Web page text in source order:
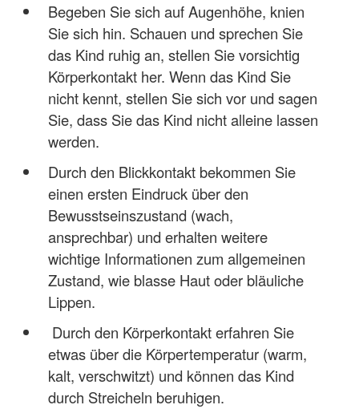
Begeben Sie sich auf Augenhöhe, knien
Sie sich hin. Schauen und sprechen Sie
das Kind ruhig an, stellen Sie vorsichtig
Körperkontakt her. Wenn das Kind Sie
nicht kennt, stellen Sie sich vor und sagen
Sie, dass Sie das Kind nicht alleine lassen
werden.
Durch den Blickkontakt bekommen Sie
einen ersten Eindruck über den
Bewusstseinszustand (wach,
ansprechbar) und erhalten weitere
wichtige Informationen zum allgemeinen
Zustand, wie blasse Haut oder bläuliche
Lippen.
Durch den Körperkontakt erfahren Sie
etwas über die Körpertemperatur (warm,
kalt, verschwitzt) und können das Kind
durch Streicheln beruhigen.